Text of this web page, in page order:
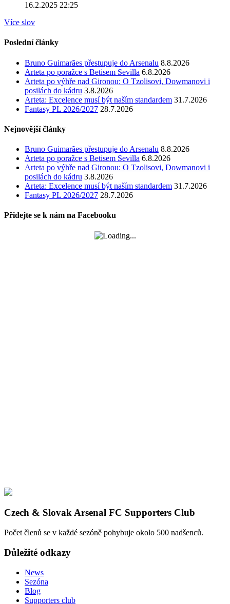
16.2.2025 22:25
Více slov
Poslední články
Bruno Guimarães přestupuje do Arsenalu 8.8.2026
Arteta po poražce s Betisem Sevilla 6.8.2026
Arteta po výhře nad Gironou: O Tzolisovi, Dowmanovi i
posilách do kádru 3.8.2026
Arteta: Excelence musí být naším standardem 31.7.2026
Fantasy PL 2026/2027 28.7.2026
Nejnovější články
Bruno Guimarães přestupuje do Arsenalu 8.8.2026
Arteta po poražce s Betisem Sevilla 6.8.2026
Arteta po výhře nad Gironou: O Tzolisovi, Dowmanovi i
posilách do kádru 3.8.2026
Arteta: Excelence musí být naším standardem 31.7.2026
Fantasy PL 2026/2027 28.7.2026
Přidejte se k nám na Facebooku
Czech & Slovak Arsenal FC Supporters Club
Počet členů se v každé sezóně pohybuje okolo 500 nadšenců.
Důležité odkazy
News
Sezóna
Blog
Supporters club